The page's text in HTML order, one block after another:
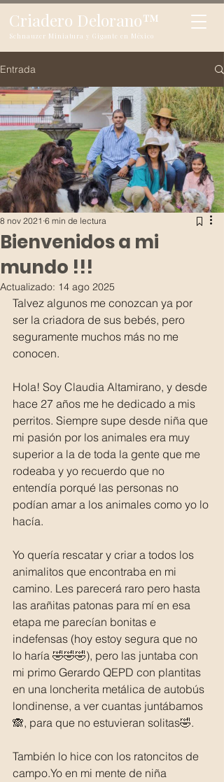
Criadero Delorano™
Schnauzer Miniatura y Gigante en México
Entrada
Bienvenidos a mi
mundo !!!
8 nov 2021 6 min de lectura
Actualizado: 14 ago 2025
Talvez algunos me conozcan ya por
ser la criadora de sus bebés, pero
seguramente muchos más no me
conocen.
Hola! Soy Claudia Altamirano, y desde
hace 27 años me he dedicado a mis
perritos. Siempre supe desde niña que
mi pasión por los animales era muy
superior a la de toda la gente que me
rodeaba y yo recuerdo que no
entendía porqué las personas no
podían amar a los animales como yo lo
hacía.
Yo quería rescatar y criar a todos los
animalitos que encontraba en mi
camino. Les parecerá raro pero hasta
las arañitas patonas para mí en esa
etapa me parecían bonitas e
indefensas (hoy estoy segura que no
lo haría 🤣🤣🤣), pero las juntaba con
mi primo Gerardo QEPD con plantitas
en una loncherita metálica de autobús
londinense, a ver cuantas juntábamos
🙈, para que no estuvieran solitas🤣.
También lo hice con los ratoncitos de
campo.Yo en mi mente de niña